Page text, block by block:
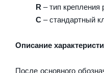
R – тип крепления
C – стандартный
Описание
После основного